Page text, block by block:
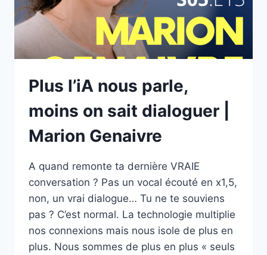
GUEROUAOU
Plus l’iA nous parle,
moins on sait dialoguer |
Marion Genaivre
A quand remonte ta dernière VRAIE
conversation ? Pas un vocal écouté en x1,5,
non, un vrai dialogue… Tu ne te souviens
pas ? C’est normal. La technologie multiplie
nos connexions mais nous isole de plus en
plus. Nous sommes de plus en plus « seuls